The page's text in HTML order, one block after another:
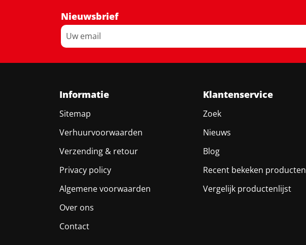
Nieuwsbrief
Informatie
Sitemap
Verhuurvoorwaarden
Verzending & retour
Privacy policy
Algemene voorwaarden
Over ons
Contact
Klantenservice
Zoek
Nieuws
Blog
Recent bekeken producten
Vergelijk productenlijst